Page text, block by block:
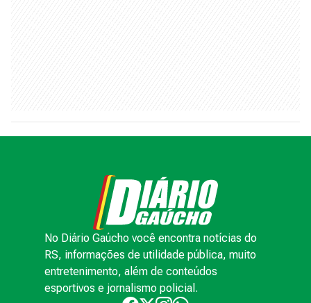
No Diário Gaúcho você encontra notícias do
RS, informações de utilidade pública, muito
entretenimento, além de conteúdos
esportivos e jornalismo policial.